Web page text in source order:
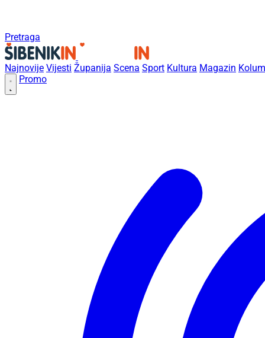
Pretraga
Najnovije Vijesti Županija Scena Sport Kultura Magazin
Promo